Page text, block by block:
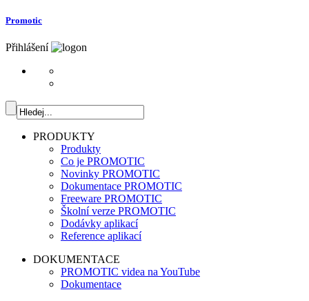
Promotic
Přihlášení
PRODUKTY
Produkty
Co je PROMOTIC
Novinky PROMOTIC
Dokumentace PROMOTIC
Freeware PROMOTIC
Školní verze PROMOTIC
Dodávky aplikací
Reference aplikací
DOKUMENTACE
PROMOTIC videa na YouTube
Dokumentace